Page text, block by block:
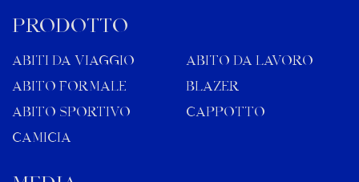
PRODOTTO
ABITI DA VIAGGIO
ABITO DA LAVORO
ABITO FORMALE
BLAZER
ABITO SPORTIVO
CAPPOTTO
CAMICIA